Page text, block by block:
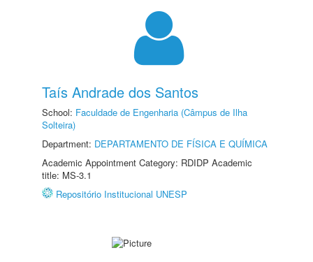
Taís Andrade dos Santos
School: Faculdade de Engenharia (Câmpus de Ilha
Solteira)
Department: DEPARTAMENTO DE FÍSICA E QUÍMICA
Academic Appointment Category: RDIDP Academic
title: MS-3.1
Repositório Institucional UNESP